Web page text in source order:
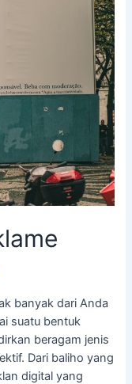
banyak dari Anda
suatu bentuk
beragam jenis
Dari baliho yang
digital yang